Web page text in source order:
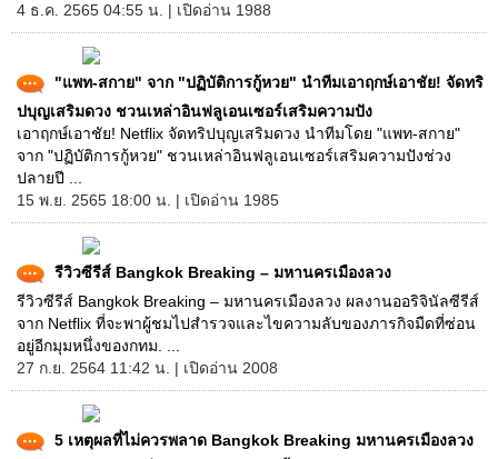
4 ธ.ค. 2565 04:55 น. | เปิดอ่าน 1988
"แพท-สกาย" จาก "ปฏิบัติการกู้หวย" นำทีมเอาฤกษ์เอาชัย! จัดทริ
ปบุญเสริมดวง ชวนเหล่าอินฟลูเอนเซอร์เสริมความปัง
เอาฤกษ์เอาชัย! Netflix จัดทริปบุญเสริมดวง นำทีมโดย "แพท-สกาย"
จาก "ปฏิบัติการกู้หวย" ชวนเหล่าอินฟลูเอนเซอร์เสริมความปังช่วง
ปลายปี ...
15 พ.ย. 2565 18:00 น. | เปิดอ่าน 1985
รีวิวซีรีส์ Bangkok Breaking – มหานครเมืองลวง
รีวิวซีรีส์ Bangkok Breaking – มหานครเมืองลวง ผลงานออริจินัลซีรีส์
จาก Netflix ที่จะพาผู้ชมไปสำรวจและไขความลับของภารกิจมืดที่ซ่อน
อยู่อีกมุมหนึ่งของกทม. ...
27 ก.ย. 2564 11:42 น. | เปิดอ่าน 2008
5 เหตุผลที่ไม่ควรพลาด Bangkok Breaking มหานครเมืองลวง